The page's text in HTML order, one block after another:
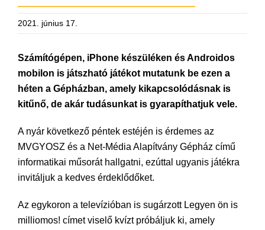
2021. június 17.
Számítógépen, iPhone készüléken és Androidos
mobilon is játszható játékot mutatunk be ezen a
héten a Gépházban, amely kikapcsolódásnak is
kitűnő, de akár tudásunkat is gyarapíthatjuk vele.
A nyár következő péntek estéjén is érdemes az
MVGYOSZ és a Net-Média Alapítvány Gépház című
informatikai műsorát hallgatni, ezúttal ugyanis játékra
invitáljuk a kedves érdeklődőket.
Az egykoron a televízióban is sugárzott Legyen ön is
milliomos! címet viselő kvízt próbáljuk ki, amely